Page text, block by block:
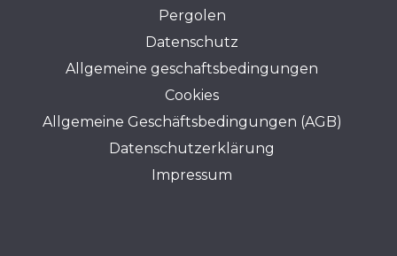
Pergolen
Datenschutz
Allgemeine geschaftsbedingungen
Cookies
Allgemeine Geschäftsbedingungen (AGB)
Datenschutzerklärung
Impressum